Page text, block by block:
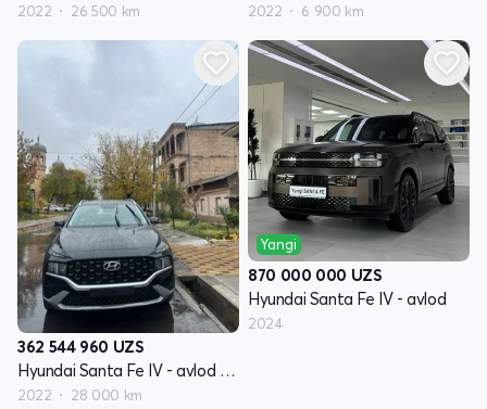
2022 26 500 km 2022 6 900 km
362 544 960 UZS
Hyundai Santa Fe IV - avlod restyling
2022 28 000 km
Yangi
870 000 000 UZS
Hyundai Santa Fe IV - avlod
2024